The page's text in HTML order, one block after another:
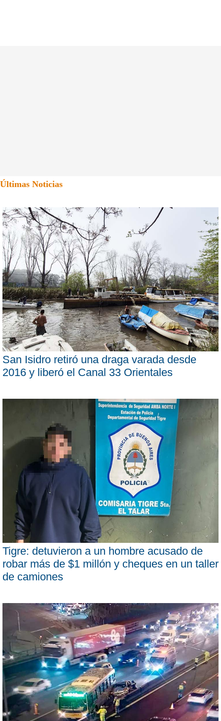
Últimas Noticias
San Isidro retiró una draga varada desde
2016 y liberó el Canal 33 Orientales
Tigre: detuvieron a un hombre acusado de
robar más de $1 millón y cheques en un taller
de camiones